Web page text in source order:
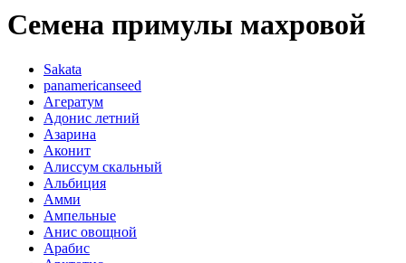
Семена примулы махровой
Sakata
panamericanseed
Агератум
Адонис летний
Азарина
Аконит
Алиссум скальный
Альбиция
Амми
Ампельные
Анис овощной
Арабис